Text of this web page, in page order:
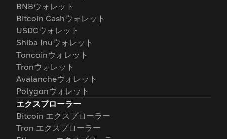
BNBウォレット
Bitcoin Cashウォレット
USDCウォレット
Shiba Inuウォレット
Toncoinウォレット
Tronウォレット
Avalancheウォレット
Polygonウォレット
エクスプローラー
Bitcoin エクスプローラー
Tron エクスプローラー